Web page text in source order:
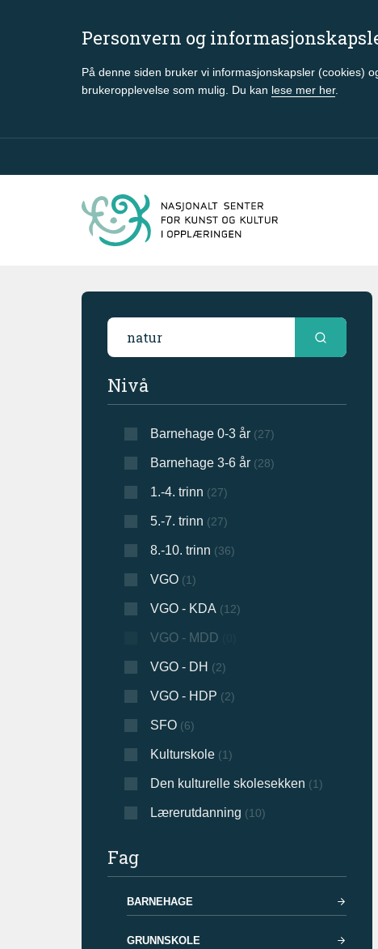
Personvern og
På denne siden bruker vi informasjonskapsler (cookies)
brukeropplevelse som mulig. Du kan lese mer her.
Gå til hovedinnhold
Søkeresultater
Søk i ressursbasen
Nivå
Barnehage 0-3 år(27)
Barnehage 3-6 år(28)
1.-4. trinn (27)
5.-7. trinn (27)
8.-10. trinn (36)
VGO(1)
VGO - KDA (12)
VGO - MDD
VGO - DH (2)
VGO - HDP (2)
SFO(6)
Kulturskole(1)
Den kulturelle skolesekken (1)
Lærerutdanning (10)
Fag
BARNEHAGE
GRUNNSKOLE